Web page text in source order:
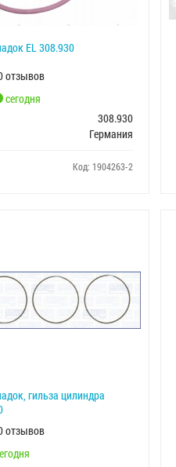
EL 308.930
отзывов
сегодня
308.930
Германия
Код: 1904263-2
гильза цилиндра
отзывов